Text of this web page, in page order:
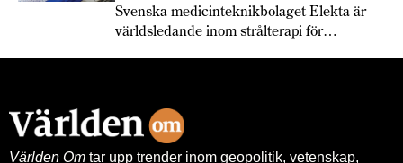
Svenska medicinteknikbolaget Elekta är
världsledande inom strålterapi för
Exportkreditnämnden, EKN.
Världen Om tar upp trender inom geopolitik, vetenskap,